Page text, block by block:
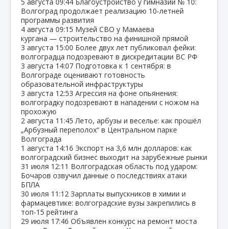
Волгоград продолжает реализацию 10‑летней
программы развития
4 августа 09:15 Музей СВО у Мамаева
кургана — строительство на финишной прямой
3 августа 15:00 Более двух лет публиковал фейки:
волгоградца подозревают в дискредитации ВС РФ
3 августа 14:07 Подготовка к 1 сентября: в
Волгограде оценивают готовность
образовательной инфраструктуры
3 августа 12:53 Агрессия на фоне опьянения:
волгоградку подозревают в нападении с ножом на
прохожую
2 августа 11:45 Лето, арбузы и веселье: как прошёл
„Арбузный переполох“ в Центральном парке
Волгограда
1 августа 14:16 Экспорт на 3,6 млн долларов: как
волгоградский бизнес выходит на зарубежные рынки
31 июля 12:11 Волгоградская область под ударом:
Бочаров озвучил данные о последствиях атаки
БПЛА
30 июля 11:12 Зарплаты выпускников в химии и
фармацевтике: волгоградские вузы закрепились в
топ‑15 рейтинга
29 июля 17:46 Объявлен конкурс на ремонт моста